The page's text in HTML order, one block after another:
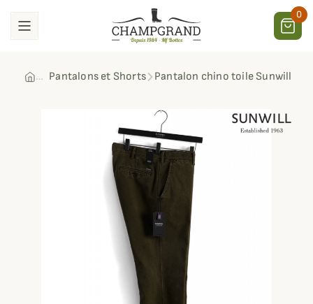
0
Pantalons et Shorts Pantalon chino toile Sunwill